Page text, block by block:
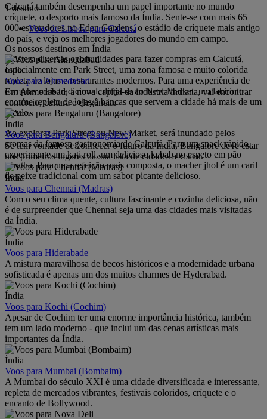
Calcutá também desempenha um papel importante no mundo
críquete, o desporto mais famoso da Índia. Sente-se com mais 65
000 espetadores no Eden Gardens, o estádio de críquete mais antigo
do país, e veja os melhores jogadores do mundo em campo.
Existem diversas oportunidades para fazer compras em Calcutá,
especialmente em Park Street, uma zona famosa e muito colorida
repleta de lojas e restaurantes modernos. Para uma experiência de
compras mais tradicional, dirija-se ao New Market, um labirinto
enorme repleto de lojas e bancas que servem a cidade há mais de um
século.
Ao explorar Park Street ou New Market, será inundado pelos
aromas da famosa gastronomia de Calcutá. Para um snack rápido,
experimente um kati roll, um delicioso kebab no espeto em pão
paratha. Para uma refeição mais composta, o macher jhol é um caril
de peixe tradicional com um sabor picante delicioso.
1 destino
Voos de Lisboa para Calcutá
Os nossos destinos em Índia
Índia
Voos para Ahmedabad
Em Ahmedabad, a nova capital da industria indiana, vai encontrar
comércio, cultura e elegância.
Índia
Voos para Bengaluru (Bangalore)
Se tem vontade de conhecer o futuro da Índia, Bangalore deve estar
nos primeiros lugares da sua lista de cidades a visitar.
Índia
Voos para Chennai (Madras)
Com o seu clima quente, cultura fascinante e cozinha deliciosa, não
é de surpreender que Chennai seja uma das cidades mais visitadas
da Índia.
Índia
Voos para Hiderabade
A mistura maravilhosa de becos históricos e a modernidade urbana
sofisticada é apenas um dos muitos charmes de Hyderabad.
Índia
Voos para Kochi (Cochim)
Apesar de Cochim ter uma enorme importância histórica, também
tem um lado moderno - que inclui um das cenas artísticas mais
importantes da Índia.
Índia
Voos para Mumbai (Bombaim)
A Mumbai do século XXI é uma cidade diversificada e interessante,
repleta de mercados vibrantes, festivais coloridos, críquete e o
encanto de Bollywood.